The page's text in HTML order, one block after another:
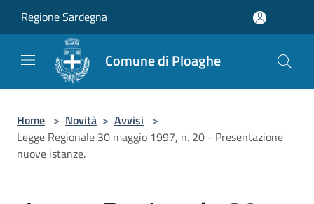
Regione Sardegna
Comune di Ploaghe
Home > Novità > Avvisi >
Legge Regionale 30 maggio 1997, n. 20 - Presentazione
nuove istanze.